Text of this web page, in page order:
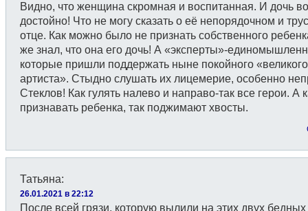
Видно, что женщина скромная и воспитанная. И дочь
достойно! Что не могу сказать о её непорядочном и
отце. Как можно было не признать собственного
же знал, что она его дочь! А «эксперты»-
которые пришли поддержать ныне покойного «великого
артиста». Стыдно слушать их лицемерие, особенно
Стеклов! Как гулять налево и направо-так все герои. А
признавать ребенка, так поджимают хвосты.
Татьяна:
26.01.2021 в 22:12
После всей грязи, которую вылили на этих двух бедных